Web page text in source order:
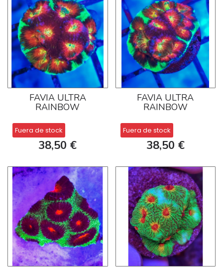
FAVIA ULTRA
RAINBOW
Fuera de stock
38,50 €
FAVIA ULTRA
RAINBOW
Fuera de stock
38,50 €